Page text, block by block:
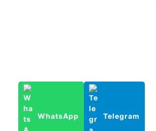
WhatsApp Telegram